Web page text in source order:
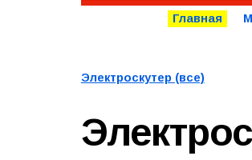
Главная
Электроскутер (все)